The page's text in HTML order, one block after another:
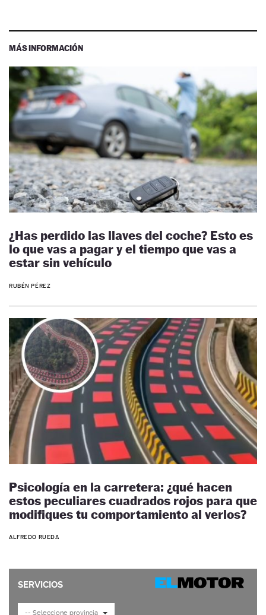
MÁS INFORMACIÓN
¿Has perdido las llaves del coche? Esto es
lo que vas a pagar y el tiempo que vas a
estar sin vehículo
RUBÉN PÉREZ
Psicología en la carretera: ¿qué hacen
estos peculiares cuadrados rojos para que
modifiques tu comportamiento al verlos?
ALFREDO RUEDA